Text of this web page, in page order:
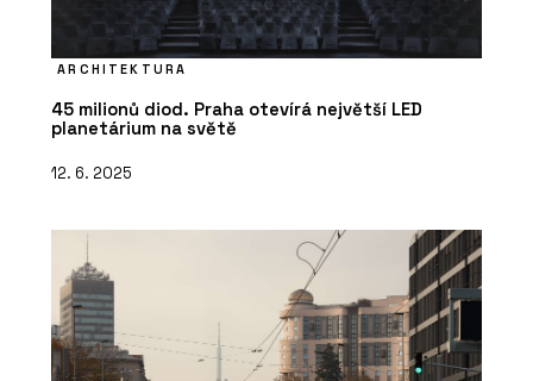
ARCHITEKTURA
45 milionů diod. Praha otevírá největší LED
planetárium na světě
12. 6. 2025